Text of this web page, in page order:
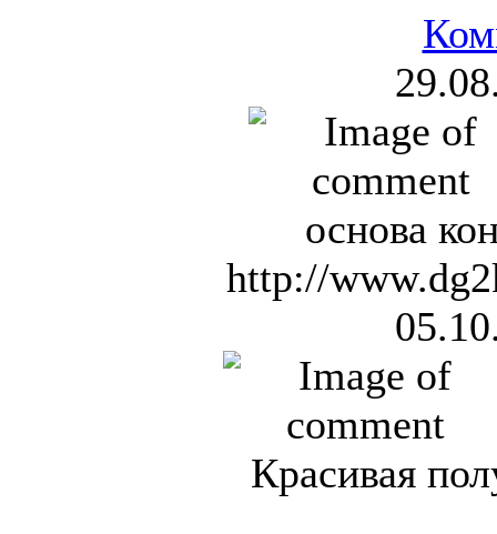
основа
http://
Красивая